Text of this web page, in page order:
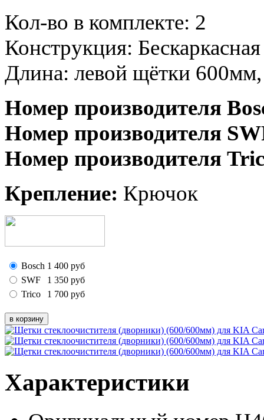
Кол-во в комплекте: 2
Конструкция:
Длина: левой щётки
Номер производителя
Номер производителя
Номер производителя
Крепление: Крючок
Bosch 1 400 руб
SWF
1 350 руб
Trico
1 700 руб
Характеристики